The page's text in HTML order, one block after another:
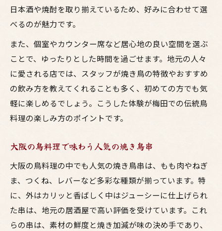
日本酒や焼酎を取り揃えているため、好みに合わせて選
べるのが魅力です。
また、個室やカウンター席など居心地の良い空間を選ぶ
ことで、ゆったりとした時間を過ごせます。地元の人々
に愛される店では、スタッフが焼き鳥の特徴やおすすめ
の飲み方を教えてくれることも多く、初めての方でも気
軽に楽しめるでしょう。こうした体験が梅田での伝統鳥
料理の楽しみ方のポイントです。
大阪の鳥料理で味わう人気の焼き鳥串
大阪の鳥料理の中でも人気の焼き鳥串は、もも肉やねぎ
ま、つくね、レバーなど多彩な種類が揃っています。特
に、外はカリッと香ばしく中はジューシーに仕上げられ
た串は、地元の居酒屋で高い評価を受けています。これ
らの串は、素材の鮮度と焼き加減が味の決め手であり、